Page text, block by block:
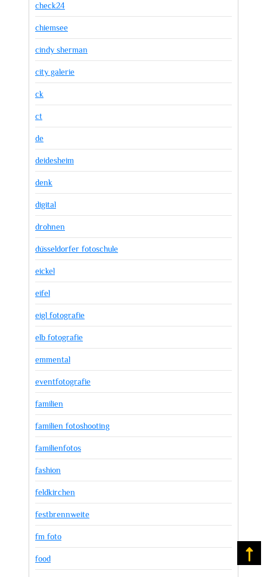
check24
chiemsee
cindy sherman
city galerie
ck
ct
de
deidesheim
denk
digital
drohnen
düsseldorfer fotoschule
eickel
eifel
eigl fotografie
elb fotografie
emmental
eventfotografie
familien
familien fotoshooting
familienfotos
fashion
feldkirchen
festbrennweite
fm foto
food